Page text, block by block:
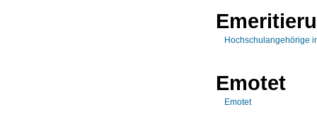
Hochschulangehörige
Emotet
Emotet